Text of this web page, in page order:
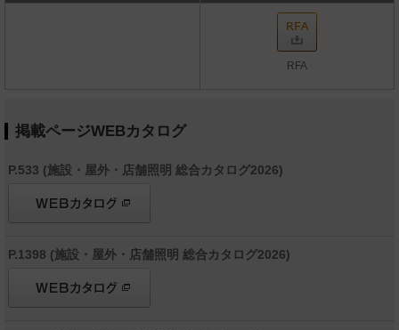
RFA
掲載ページWEBカタログ
P.533 (施設・屋外・店舗照明 総合カタログ2026)
P.1398 (施設・屋外・店舗照明 総合カタログ2026)